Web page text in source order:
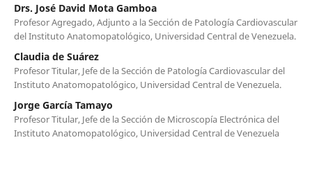
Drs. José David Mota Gamboa
Profesor Agregado, Adjunto a la Sección de Patología Cardiovascular
del Instituto Anatomopatológico, Universidad Central de Venezuela.
Claudia de Suárez
Profesor Titular, Jefe de la Sección de Patología Cardiovascular del
Instituto Anatomopatológico, Universidad Central de Venezuela.
Jorge García Tamayo
Profesor Titular, Jefe de la Sección de Microscopía Electrónica del
Instituto Anatomopatológico, Universidad Central de Venezuela